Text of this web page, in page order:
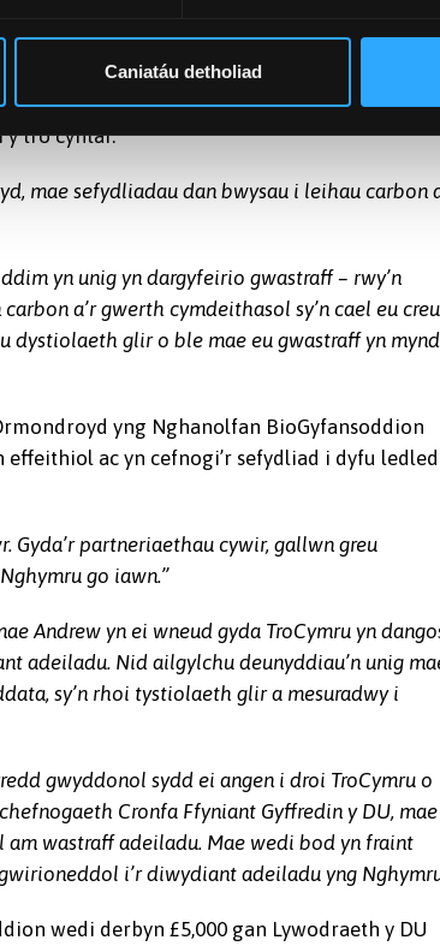
Caniatáu detholiad
ymddiried ynddi. Mae’n ymwneud â chyfuno
allu tyfu.”
gyda Travis Perkins, lle sylwodd ar
y tro cyntaf.
mae sefydliadau dan bwysau i leihau carbon
yn unig yn dargyfeirio gwastraff – rwy’n
a’r gwerth cymdeithasol sy’n cael eu
dystiolaeth glir o ble mae eu gwastraff yn
yng Nghanolfan BioGyfansoddion
ac yn cefnogi’r sefydliad i dyfu ledled
Gyda’r partneriaethau cywir, gallwn greu
go iawn.”
Andrew yn ei wneud gyda TroCymru yn
adeiladu. Nid ailgylchu deunyddiau’n unig
sy’n rhoi tystiolaeth glir a mesuradwy i
gwyddonol sydd ei angen i droi TroCymru o
Cronfa Ffyniant Gyffredin y DU, mae
wastraff adeiladu. Mae wedi bod yn fraint
i’r diwydiant adeiladu yng
wedi derbyn £5,000 gan Lywodraeth y DU